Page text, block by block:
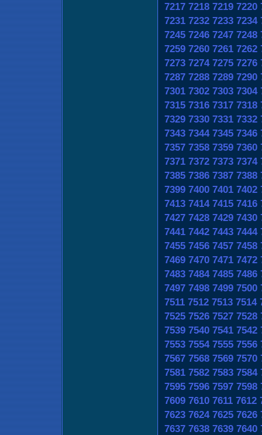
7217 7218 7219 7220
7231 7232 7233 7234
7245 7246 7247 7248
7259 7260 7261 7262
7273 7274 7275 7276
7287 7288 7289 7290
7301 7302 7303 7304
7315 7316 7317 7318
7329 7330 7331 7332
7343 7344 7345 7346
7357 7358 7359 7360
7371 7372 7373 7374
7385 7386 7387 7388
7399 7400 7401 7402
7413 7414 7415 7416
7427 7428 7429 7430
7441 7442 7443 7444
7455 7456 7457 7458
7469 7470 7471 7472
7483 7484 7485 7486
7497 7498 7499 7500
7511 7512 7513 7514
7525 7526 7527 7528
7539 7540 7541 7542
7553 7554 7555 7556
7567 7568 7569 7570
7581 7582 7583 7584
7595 7596 7597 7598
7609 7610 7611 7612
7623 7624 7625 7626
7637 7638 7639 7640